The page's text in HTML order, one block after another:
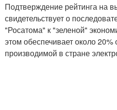
Подтверждение рейтинга на
свидетельствует о
"Росатома" к "зеленой"
этом обеспечивает около
производимой в стране